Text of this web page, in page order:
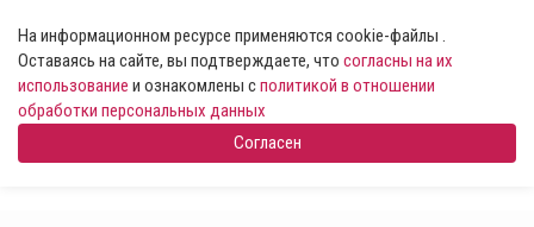
На информационном ресурсе применяются cookie-файлы .
Оставаясь на сайте, вы подтверждаете, что согласны на их
использование и ознакомлены сполитикой в отношении
обработки персональных данных
Согласен